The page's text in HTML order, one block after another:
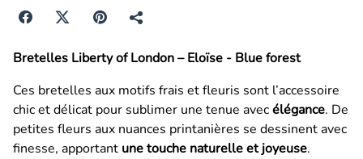
Bretelles Liberty of London – Eloïse - Blue forest
Ces bretelles aux motifs frais et fleuris sont l’accessoire
chic et délicat pour sublimer une tenue avecélégance. De
petites fleurs aux nuances printanières se dessinent avec
finesse, apportant une touche naturelle et joyeuse.